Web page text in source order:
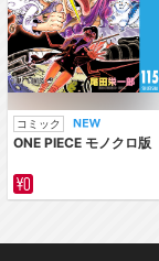
コミック
ONE PIECE モノクロ版